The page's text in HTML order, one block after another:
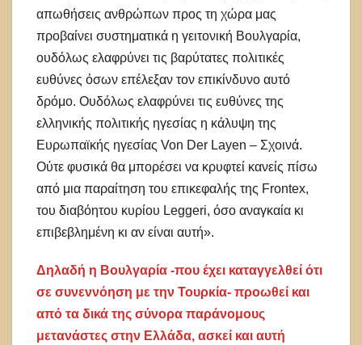
απωθήσεις ανθρώπων προς τη χώρα μας
προβαίνει συστηματικά η γειτονική Βουλγαρία,
ουδόλως ελαφρύνει τις βαρύτατες πολιτικές
ευθύνες όσων επέλεξαν τον επικίνδυνο αυτό
δρόμο. Ουδόλως ελαφρύνει τις ευθύνες της
ελληνικής πολιτικής ηγεσίας η κάλυψη της
Ευρωπαϊκής ηγεσίας Von Der Layen – Σχοινά.
Ούτε φυσικά θα μπορέσει να κρυφτεί κανείς πίσω
από μια παραίτηση του επικεφαλής της Frontex,
του διαβόητου κυρίου Leggeri, όσο αναγκαία κι
επιβεβλημένη κι αν είναι αυτή».
Δηλαδή η Βουλγαρία -που έχει καταγγελθεί ότι
σε συνεννόηση με την Τουρκία- προωθεί και
από τα δικά της σύνορα παράνομους
μετανάστες στην Ελλάδα, ασκεί και αυτή